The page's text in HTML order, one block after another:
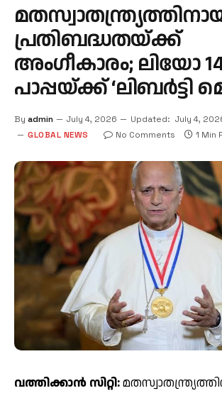
പ്രതിബദ്ധതയ്ക്ക്
അംഗീകാരം; ലിയോ
പാപ്പയ്ക്ക് ‘ലിബർട്ടി
By admin July 4, 2026 Updated: July 4,
GLOBAL NEWS
No Comments 1 Min
വത്തിക്കാൻ സിറ്റി: